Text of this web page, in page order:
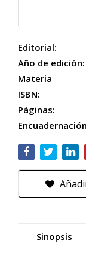
Editorial:
Año de edición:
Materia
ISBN:
Páginas:
Sinopsis